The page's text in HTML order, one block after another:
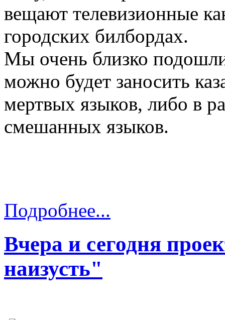
вещают телевизионные
городских билбордах.
Мы очень близко
можно будет заносить
мертвых языков, либо в
смешанных языков.
Подробнее...
Вчера и сегодня
наизусть"